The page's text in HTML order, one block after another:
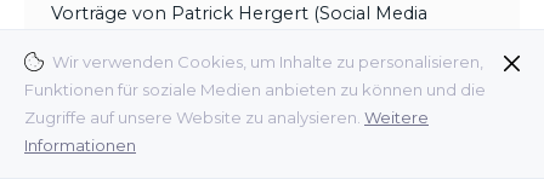
Wir verwenden Cookies, um Inhalte zu personalisieren,
Funktionen für soziale Medien anbieten zu können und die
Zugriffe auf unsere Website zu analysieren. Weitere
Informationen
Vorträge von Patrick Hergert (Social Media
Dr. Stefano Armandi (Interconnection Consulting).
Für wen? Mitglieder und Fördermitglieder,
Interessenten für eine Mitgliedschaft